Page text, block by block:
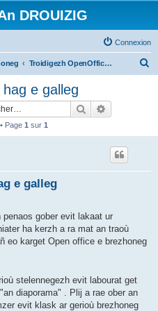
DROUIZIG
Connexion
Troidigezh OpenOffice.org e brezhoneg (1.1.x, 2.x ha 3.x)
e galleg
Rechercher
Page 1 sur 1
e galleg
gober evit lakaat ur
ha kerzh a ra mat an traoù
eo karget Open office e brezhoneg
stelennegezh evit labourat get
diaporama" . Plij a rae ober an
evit klask ar gerioù brezhoneg